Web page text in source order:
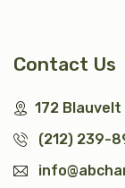
Contact Us
172 Blauvelt
(212) 239-